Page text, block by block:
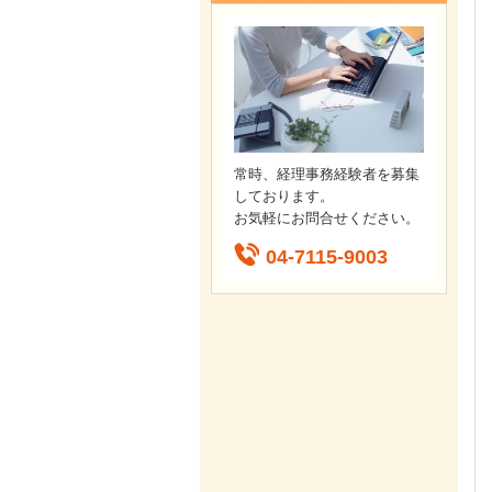
常時、経理事務経験者を募集
しております。
お気軽にお問合せください。
04-7115-9003